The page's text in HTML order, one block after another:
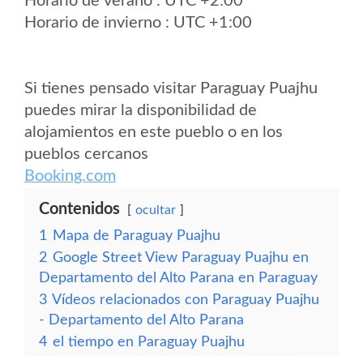
Horario de invierno : UTC +1:00
Si tienes pensado visitar Paraguay Puajhu
puedes mirar la disponibilidad de
alojamientos en este pueblo o en los
pueblos cercanos
Booking.com
Contenidos ocultar
1
Mapa de Paraguay Puajhu
2 Google Street View Paraguay Puajhu en
Departamento del Alto Parana en Paraguay
3 Vídeos relacionados con Paraguay Puajhu
- Departamento del Alto Parana
4 el tiempo en Paraguay Puajhu